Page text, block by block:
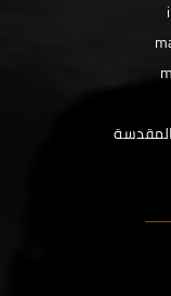
المقدسة